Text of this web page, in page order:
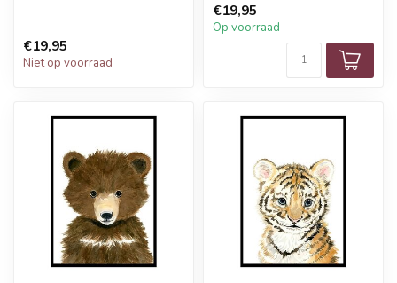
€19,95
Niet op voorraad
€19,95
Op voorraad